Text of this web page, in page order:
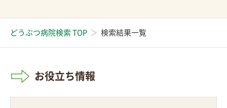
どうぶつ病院検索 TOP 検索結果一覧
お役立ち情報